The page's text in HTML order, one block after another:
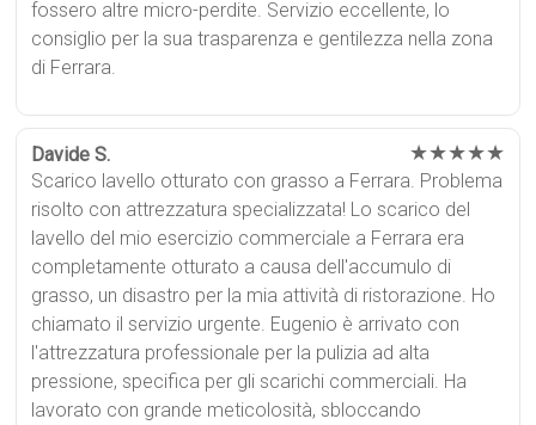
fossero altre micro-perdite. Servizio eccellente, lo
consiglio per la sua trasparenza e gentilezza nella zona
di Ferrara.
Davide S. ★★★★★
Scarico lavello otturato con grasso a Ferrara. Problema
risolto con attrezzatura specializzata! Lo scarico del
lavello del mio esercizio commerciale a Ferrara era
completamente otturato a causa dell'accumulo di
grasso, un disastro per la mia attività di ristorazione. Ho
chiamato il servizio urgente. Eugenio è arrivato con
l'attrezzatura professionale per la pulizia ad alta
pressione, specifica per gli scarichi commerciali. Ha
lavorato con grande meticolosità, sbloccando